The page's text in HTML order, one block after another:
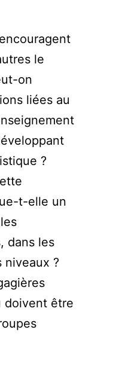
le
on
liées au
?
t-elle un
dans les
niveaux ?
doivent être